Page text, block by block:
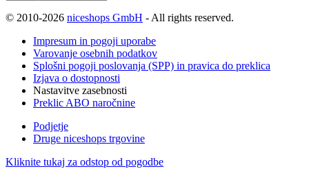
© 2010-2026 niceshops GmbH - All rights reserved.
Impresum in pogoji uporabe
Varovanje osebnih podatkov
Splošni pogoji poslovanja (SPP) in pravica do preklica
Izjava o dostopnosti
Nastavitve zasebnosti
Preklic ABO naročnine
Podjetje
Druge niceshops trgovine
Kliknite tukaj za odstop od pogodbe